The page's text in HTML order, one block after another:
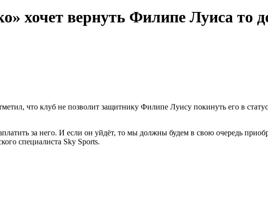
хочет вернуть Филипе Луиса то
что клуб не позволит защитнику Филипе Луису покинуть его в
за него. И если он уйдёт, то мы должны будем в свою очередь
специалиста Sky Sports.